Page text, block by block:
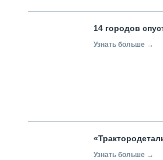
14 городов
Узнать больше →
Узнать больше →